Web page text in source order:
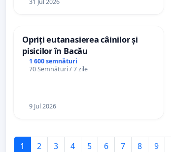
Opriți eutanasierea câinilor și
pisicilor în Bacău
1 600 semnături
70 Semnături / 7 zile
9 Jul 2026
1 2 3 4 5 6 7 8 9